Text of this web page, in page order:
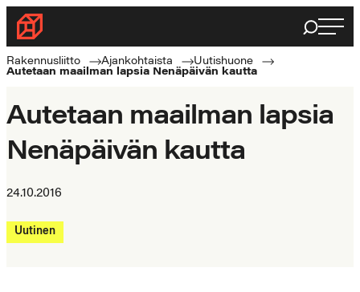
Siirry
suoraan
sisältöön
Rakennusliitto
Rakennusalan
ammattilaisten
Haku
Rakennusliitto Ajankohtaista
Uutishuone
Autetaan maailman lapsia Nenäpäivän kautta
Autetaan maailman lapsia
Nenäpäivän kautta
24.10.2016
Uutinen